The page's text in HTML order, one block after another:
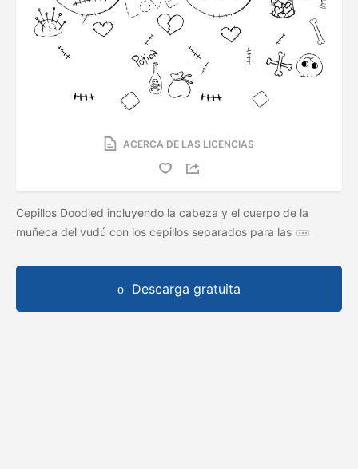
ACERCA DE LAS LICENCIAS
Cepillos Doodled incluyendo la cabeza y el cuerpo de la
muñeca del vudú con los cepillos separados para las
Descarga gratuita